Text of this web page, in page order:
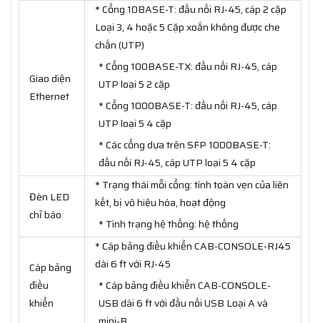
Giao diện
Ethernet
* Cổng 10BASE-T: đầu nối RJ-45, cáp 2 cặp
Loại 3, 4 hoặc 5 Cặp xoắn không được che
chắn (UTP)
* Cổng 100BASE-TX: đầu nối RJ-45, cáp
UTP loại 5 2 cặp
* Cổng 1000BASE-T: đầu nối RJ-45, cáp
UTP loại 5 4 cặp
* Các cổng dựa trên SFP 1000BASE-T:
đầu nối RJ-45, cáp UTP loại 5 4 cặp
Đèn LED
chỉ báo
* Trạng thái mỗi cổng: tính toàn vẹn của liên
kết, bị vô hiệu hóa, hoạt động
* Tình trạng hệ thống: hệ thống
Cáp bảng
điều
khiển
* Cáp bảng điều khiển CAB-CONSOLE-RJ45
dài 6 ft với RJ-45
* Cáp bảng điều khiển CAB-CONSOLE-
USB dài 6 ft với đầu nối USB Loại A và